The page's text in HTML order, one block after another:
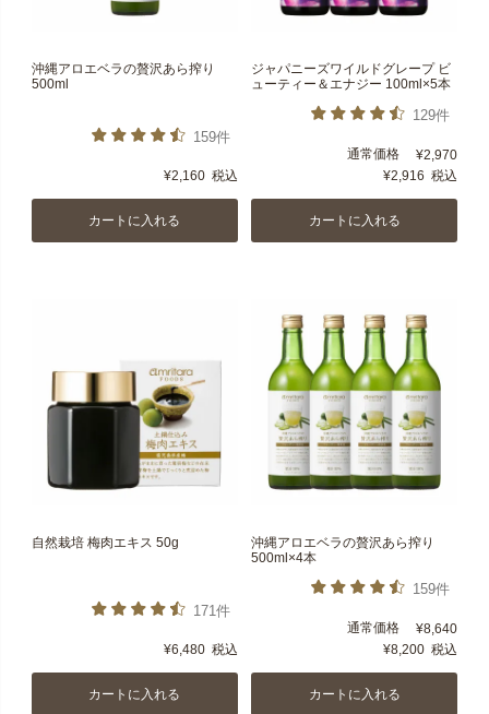
沖縄アロエベラの贅沢あら搾り
500ml
159件
¥2,160 税込
カートに入れる
ジャパニーズワイルドグレープ ビ
ューティー＆エナジー 100ml×5本
129件
通常価格 ¥2,970
¥2,916 税込
カートに入れる
自然栽培 梅肉エキス 50g
171件
¥6,480 税込
カートに入れる
沖縄アロエベラの贅沢あら搾り
500ml×4本
159件
通常価格 ¥8,640
¥8,200 税込
カートに入れる